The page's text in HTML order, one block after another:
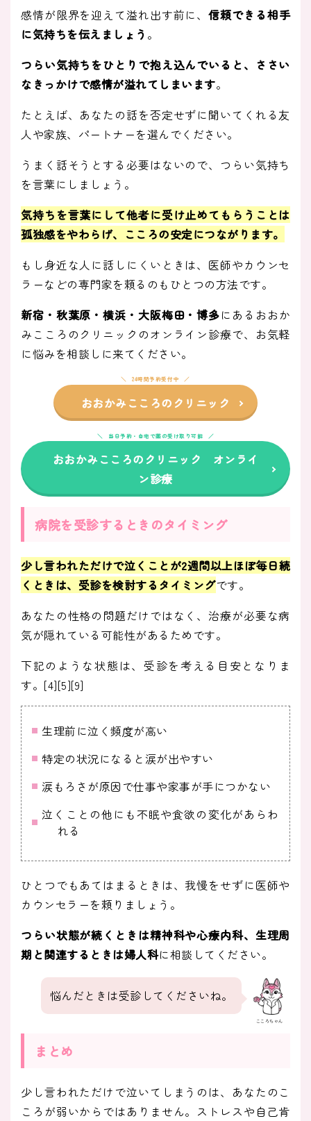
感情が限界を迎えて溢れ出す前に、信頼できる相手
に気持ちを伝えましょう 。
つらい気持ちをひとりで抱え込んでいると、ささい
なきっかけで感情が溢れてしまいます。
たとえば、あなたの話を否定せずに聞いてくれる友
人や家族、パートナーを選んでください。
うまく話そうとする必要はないので、つらい気持ち
を言葉にしましょう。
気持ちを言葉にして他者に受け止めてもらうことは
孤独感をやわらげ、こころの安定につながります。
もし身近な人に話しにくいときは、医師やカウンセ
ラーなどの専門家を頼るのもひとつの方法です。
新宿・秋葉原・横浜・大阪梅田・博多にあるおおか
みこころのクリニックのオンライン診療で、お気軽
に悩みを相談しに来てください。
24時間予約受付中
おおかみこころのクリニック
当日予約・自宅で薬の受け取り可能
おおかみこころのクリニック オンライ
ン診療
病院を受診するときのタイミング
少し言われただけで泣くことが2週間以上ほぼ毎日続
くときは、受診を検討するタイミングです。
あなたの性格の問題だけではなく、治療が必要な病
気が隠れている可能性があるためです。
下記のような状態は、受診を考える目安となりま
す。[4][5][9]
生理前に泣く頻度が高い
特定の状況になると涙が出やすい
涙もろさが原因で仕事や家事が手につかない
泣くことの他にも不眠や食欲の変化があらわ
れる
ひとつでもあてはまるときは、我慢をせずに医師や
カウンセラーを頼りましょう。
つらい状態が続くときは精神科や心療内科、生理周
期と関連するときは婦人科に相談してください。
こころちゃん
悩んだときは受診してくださいね。
まとめ
少し言われただけで泣いてしまうのは、あなたのこ
ころが弱いからではありません。ストレスや自己肯